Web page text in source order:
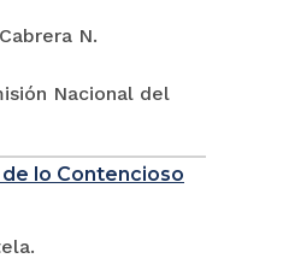
N.
Nacional del
lo Contencioso